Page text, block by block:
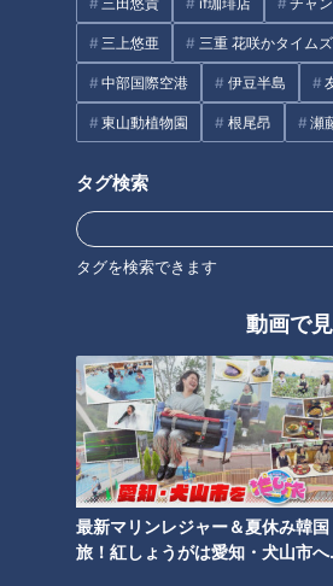
三上悠亜 三重 花咲かタイムズ
中部国際空港 伊豆半島
東山動植物園 根尾昂 瀬
タグ検索
タグを検索できます
動画で
最新マリンレジャー＆夏休み韓国
旅！紅しょうがは愛知・犬山市へ
＜唾液は1日どれくらい分泌されてい
唾液は、細菌・ウイルスの侵入を防
れる唾液の量は、1000〜1500mLと
＜唾液はどこで作られている？＞
唾液は、主に顔の周りにある3か所の